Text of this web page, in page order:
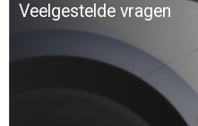
Veelgestelde vragen